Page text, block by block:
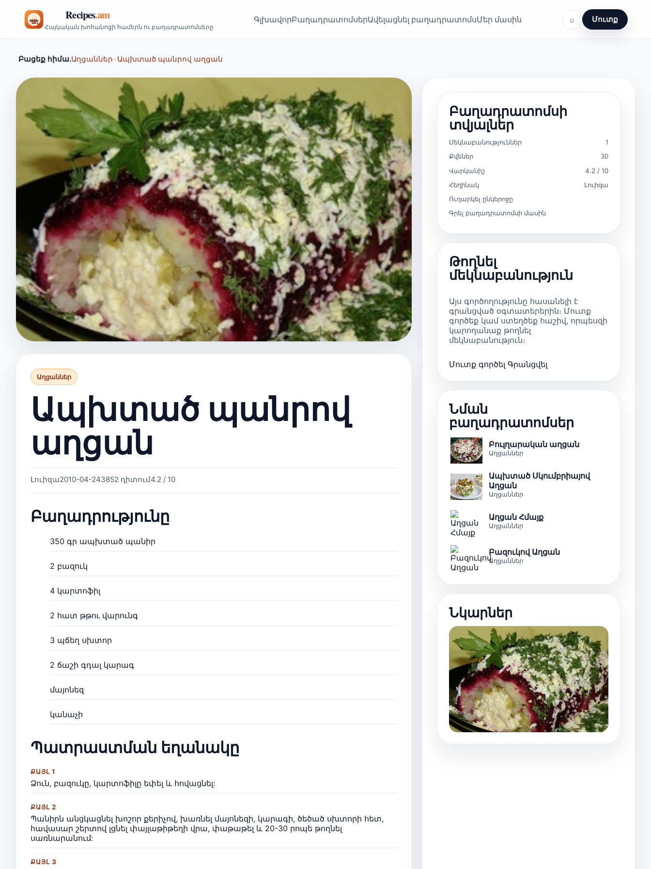
Հայկական խոհանոցի համերն ու բաղադրատոմսերը
ԳլխավորԲաղադրատոմսերԱվելացնել բաղադրատոմսՄեր մասին ⌕ Մուտք
Բացեք հիմա.Աղցաններ•Ապխտած պանրով աղցան
Աղցաններ
Ապխտած պանրով
աղցան
Լուիզա2010-04-243852 դիտում4.2 / 10
Բաղադրությունը
350 գր ապխտած պանիր
2 բազուկ
4 կարտոֆիլ
2 հատ թթու վարունգ
3 պճեղ սխտոր
2 ճաշի գդալ կարագ
մայոնեզ
կանաչի
Պատրաստման եղանակը
ՔԱՅԼ 1
Ձուն, բազուկը, կարտոֆիլը եփել և հովացնել:
ՔԱՅԼ 2
Պանիրն անցկացնել խոշոր քերիչով, խառնել մայոնեզի, կարագի, ծեծած սխտորի հետ,
հավասար շերտով լցնել փայլաթիթեղի վրա, փաթաթել և 20-30 րոպե թողնել
սառնարանում:
ՔԱՅԼ 3
Բաղադրատոմսի
տվյալներ
Մեկնաբանություններ
1
Քվեներ
30
Վարկանիշ
4.2 / 10
Հեղինակ
Լուիզա
Ուղարկել ընկերոջը
Գրել բաղադրատոմսի մասին
Թողնել
մեկնաբանություն
Այս գործողությունը հասանելի է
գրանցված օգտատերերին։ Մուտք
գործեք կամ ստեղծեք հաշիվ, որպեսզի
կարողանաք թողնել
մեկնաբանություն։
Մուտք գործել Գրանցվել
Նման
բաղադրատոմսեր
Բուլղարական աղցան
Աղցաններ
Ապխտած Սկումբրիայով
Աղցան
Աղցաններ
Աղցան Հմայք
Աղցաններ
Բազուկով Աղցան
Աղցաններ
Նկարներ